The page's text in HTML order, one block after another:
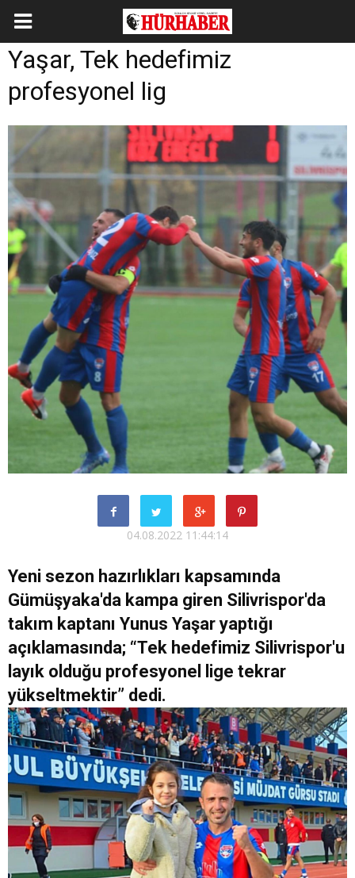
Yaşar, Tek hedefimiz
profesyonel lig
04.08.2022 11:44:14
Yeni sezon hazırlıkları kapsamında
Gümüşyaka'da kampa giren Silivrispor'da
takım kaptanı Yunus Yaşar yaptığı
açıklamasında; “Tek hedefimiz Silivrispor'u
layık olduğu profesyonel lige tekrar
yükseltmektir” dedi.